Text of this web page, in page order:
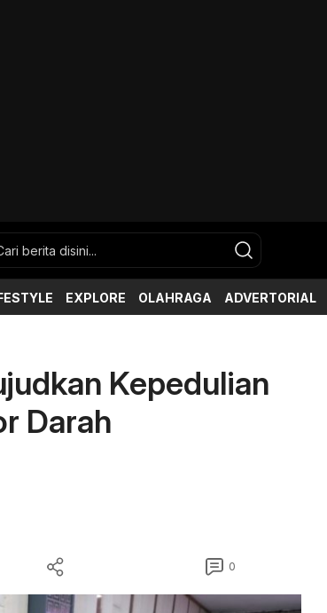
EXPLORE OLAHRAGA ADVERTORIAL
Kepedulian
Darah
0